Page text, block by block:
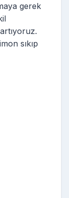
gerek
sıkıp